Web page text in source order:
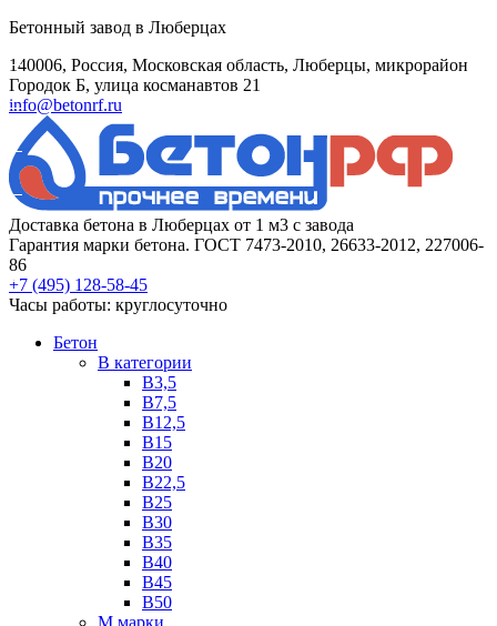
Бетонный завод в Люберцах
140006, Россия, Московская область, Люберцы, микрорайон
Городок Б, улица косманавтов 21
info@betonrf.ru
Доставка бетона в Люберцах от 1 м3 с завода
Гарантия марки бетона. ГОСТ 7473-2010, 26633-2012, 227006-
86
+7 (495) 128-58-45
Часы работы: круглосуточно
Бетон
B категории
B3,5
B7,5
B12,5
B15
B20
B22,5
B25
B30
B35
B40
B45
B50